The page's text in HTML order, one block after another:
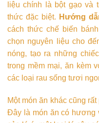
liệu chính là bột gạo và
thức đặc biệt. Hướng
cách thức chế biến
chọn nguyên liệu cho
nóng, tạo ra những
trong mềm mại, ăn kèm
các loại rau sống tươi
Một món ăn khác cũng
Đây là món ăn có hương